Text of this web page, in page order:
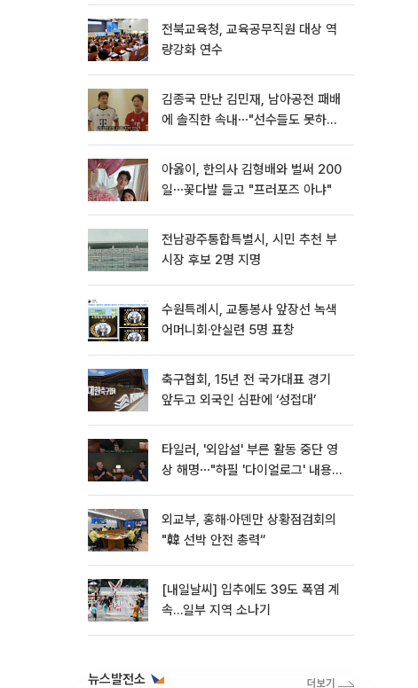
전북교육청, 교육공무직원 대상 역
량강화 연수
김종국 만난 김민재, 남아공전 패배
에 솔직한 속내⋯"선수들도 못하긴
아옳이, 한의사 김형배와 벌써 200
일⋯꽃다발 들고 "프러포즈 아냐"
전남광주통합특별시, 시민 추천 부
시장 후보 2명 지명
수원특례시, 교통봉사 앞장선 녹색
어머니회·안실련 5명 표창
축구협회, 15년 전 국가대표 경기
앞두고 외국인 심판에 ‘성접대’
타일러, '외압설' 부른 활동 중단 영
상 해명⋯"하필 '다이얼로그' 내용이
외교부, 홍해·아덴만 상황점검회의
"韓 선박 안전 총력“
[내일날씨] 입추에도 39도 폭염 계
속…일부 지역 소나기
뉴스발전소